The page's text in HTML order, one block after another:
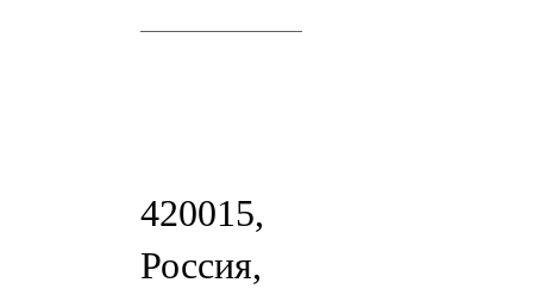
420015,
Россия,